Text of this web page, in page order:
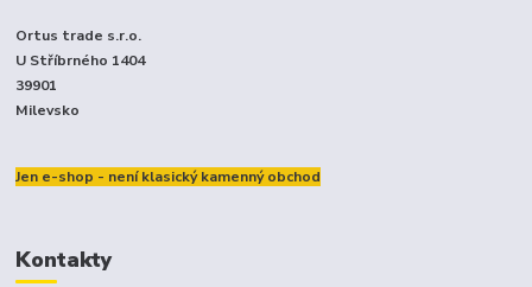
Ortus trade s.r.o.
U Stříbrného 1404
39901
Milevsko
Jen e-shop - není klasický kamenný obchod
Kontakty